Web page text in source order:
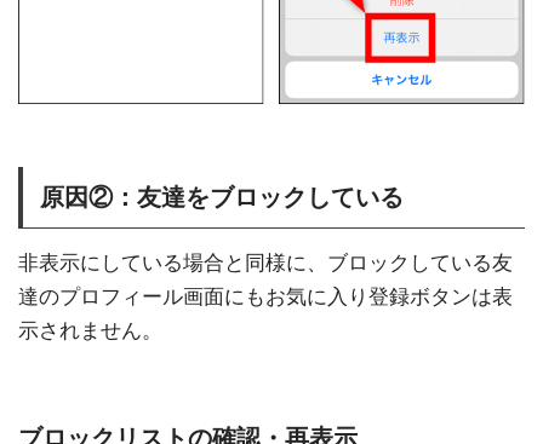
原因②：友達をブロックしている
非表示にしている場合と同様に、ブロックしている友
達のプロフィール画面にもお気に入り登録ボタンは表
示されません。
ブロックリストの確認・再表示